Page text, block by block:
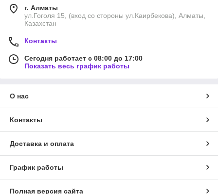
г. Алматы
ул.Гоголя 15, (вход со стороны ул.Каирбекова), Алматы,
Казахстан
Контакты
Сегодня работает с 08:00 до 17:00
Показать весь график работы
О нас
Контакты
Доставка и оплата
График работы
Полная версия сайта